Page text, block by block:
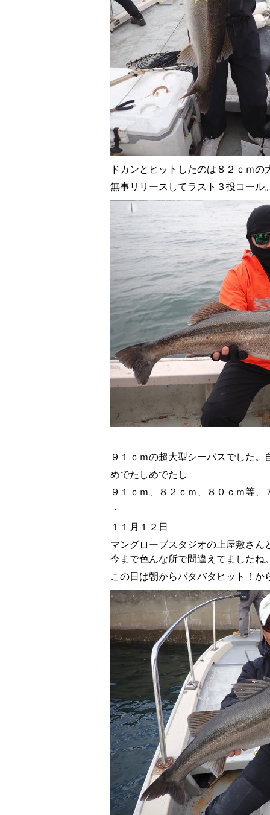
ドカンとヒットしたのは８２ｃｍの
無事リリースしてラスト３投コール
９１ｃｍの超大型シーバスでした
めでたしめでたし
９１ｃｍ、８２ｃｍ、８０ｃｍ等
・
１１月１２日
マングローブスタジオの上屋敷さ
今まで色んな所で間違えてましたね
この日は朝からバタバタヒット！